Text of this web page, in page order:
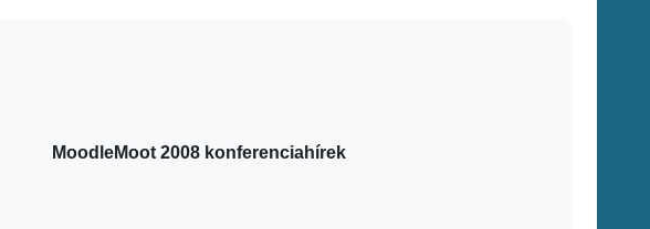
MoodleMoot 2008 konferenciahírek